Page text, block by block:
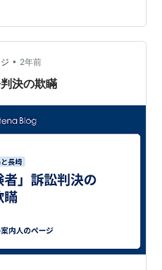
しには読めません。 感動
求: 井伏鱒二は、実際の被爆
ています。そのため、読者
ができます。 …
• 2年前
決の欺瞞